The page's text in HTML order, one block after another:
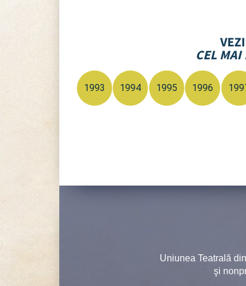
CEL
1993 1994 1995 1996
Uniunea Teatrală
şi